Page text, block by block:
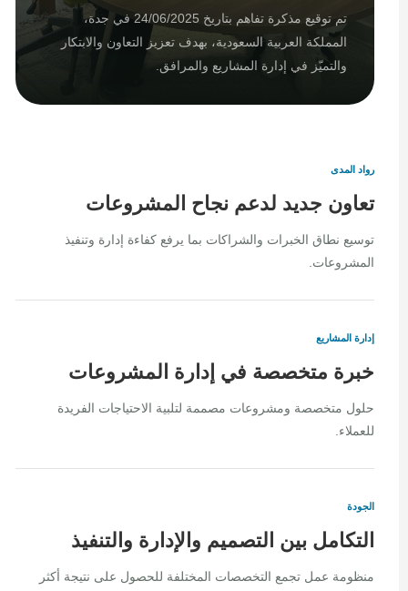
تم توقيع مذكرة تفاهم بتاريخ 24/06/2025 في جدة،
المملكة العربية السعودية، بهدف تعزيز التعاون والابتكار
والتميّز في إدارة المشاريع والمرافق.
رواد المدى
تعاون جديد لدعم نجاح المشروعات
توسيع نطاق الخبرات والشراكات بما يرفع كفاءة إدارة وتنفيذ
المشروعات.
إدارة المشاريع
خبرة متخصصة في إدارة المشروعات
حلول متخصصة ومشروعات مصممة لتلبية الاحتياجات الفريدة
للعملاء.
الجودة
التكامل بين التصميم والإدارة والتنفيذ
منظومة عمل تجمع التخصصات المختلفة للحصول على نتيجة أكثر